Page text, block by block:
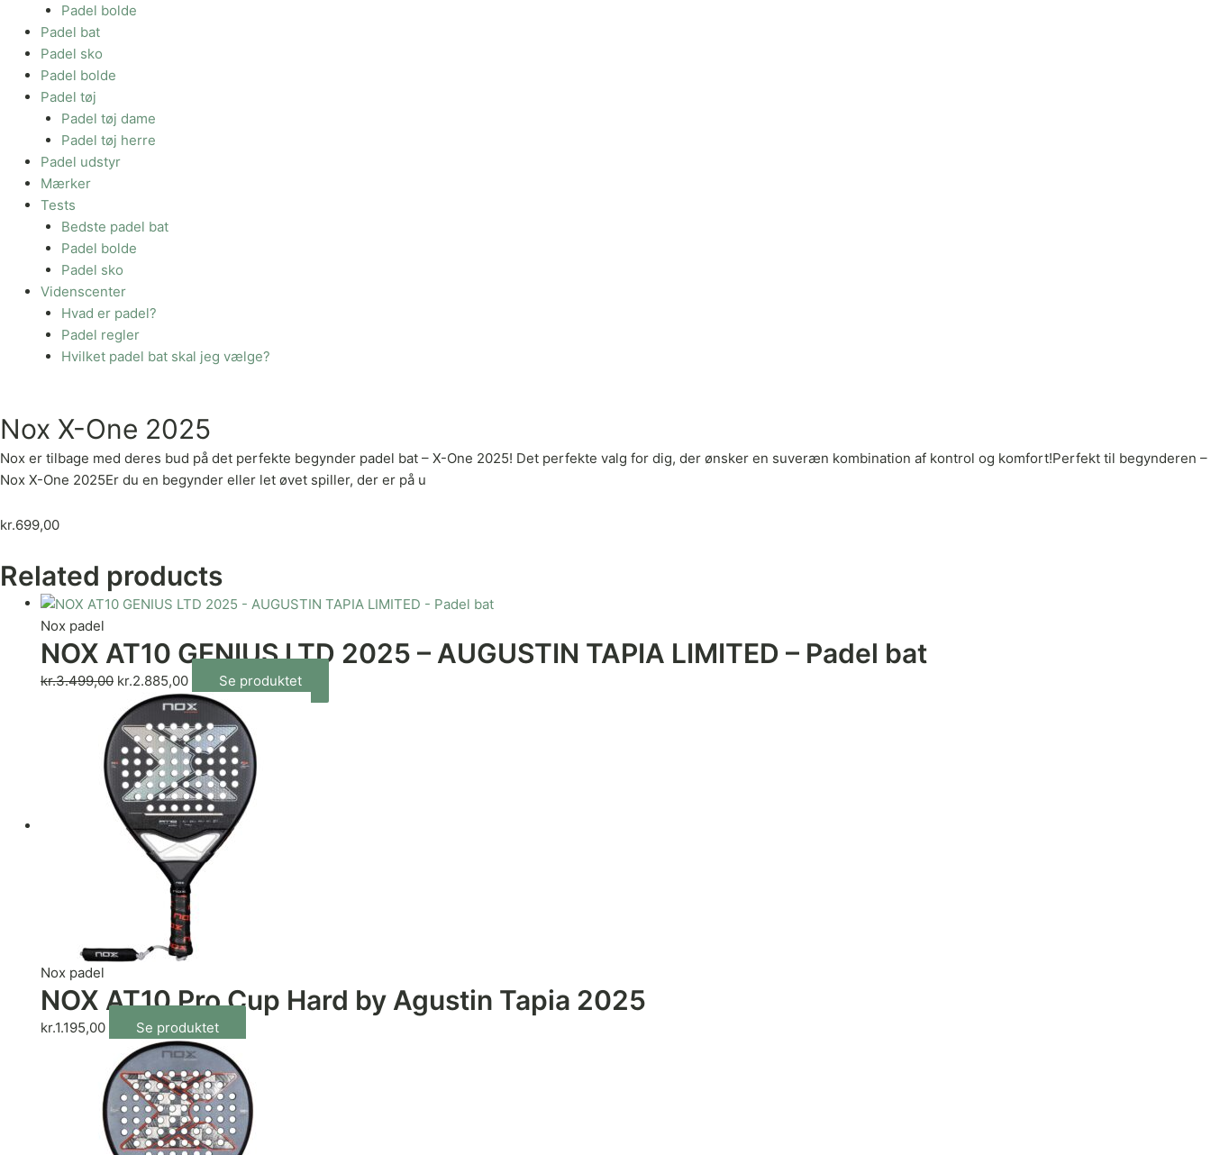
Padel bolde
Padel bat
Padel sko
Padel bolde
Padel tøj
Padel tøj dame
Padel tøj herre
Padel udstyr
Mærker
Tests
Bedste padel bat
Padel bolde
Padel sko
Videnscenter
Hvad er padel?
Padel regler
Hvilket padel bat skal jeg vælge?
Nox X-One 2025
Nox er tilbage med deres bud på det perfekte begynder padel bat – X-One 2025! Det perfekte valg for dig, der ønsker en suveræn kombination af kontrol og komfort!Perfekt til begynderen –
Nox X-One 2025Er du en begynder eller let øvet spiller, der er på u
kr.699,00
Related products
Nox padel
NOX AT10 GENIUS LTD 2025 – AUGUSTIN TAPIA LIMITED – Padel bat
kr.3.499,00 kr.2.885,00 Se produktet
Nox padel
NOX AT10 Pro Cup Hard by Agustin Tapia 2025
kr.1.195,00 Se produktet